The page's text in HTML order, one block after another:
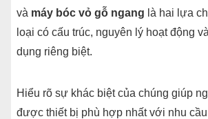
và máy bóc vỏ gỗ ngang là hai lựa
loại có cấu trúc, nguyên lý hoạt động
dụng riêng biệt.
Hiểu rõ sự khác biệt của chúng giúp
được thiết bị phù hợp nhất với nhu